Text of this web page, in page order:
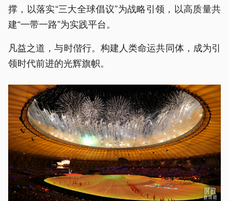
撑，以落实“三大全球倡议”为战略引领，以高质量共
建“一带一路”为实践平台。
凡益之道，与时偕行。构建人类命运共同体，成为引
领时代前进的光辉旗帜。